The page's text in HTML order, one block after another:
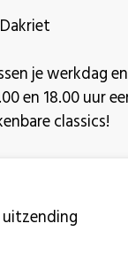
je werkdag
en 18.00 uur
classics!
uitzending